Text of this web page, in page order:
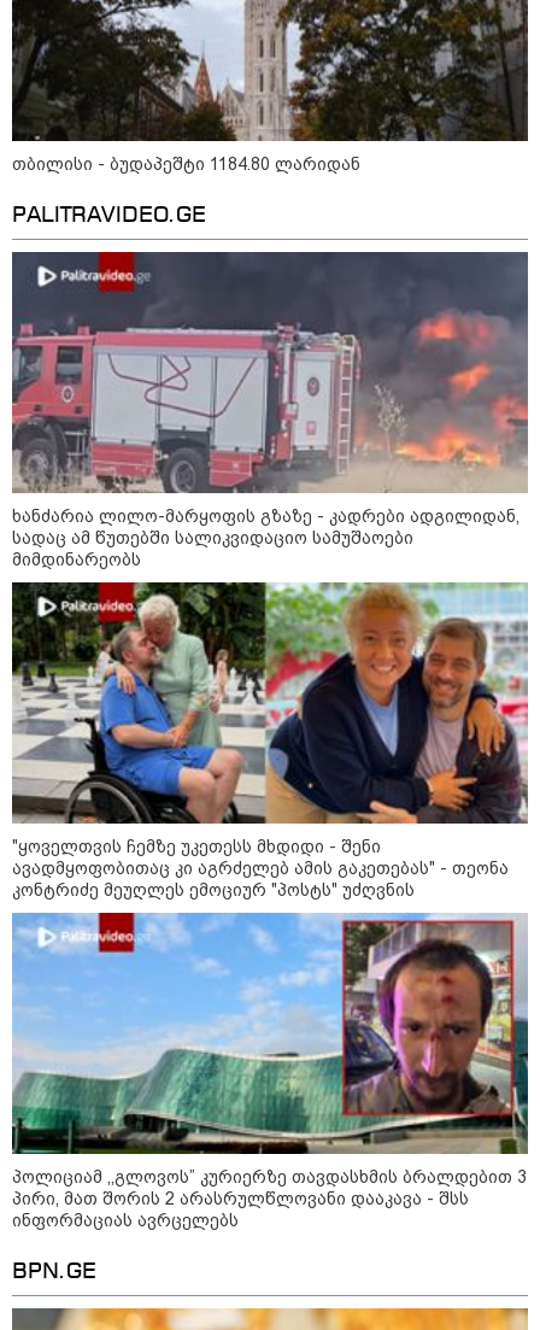
11:13 / 05-08-2026
Hisense წარმოგიდგენთ გზავნილს "ინოვაციები
უკეთესი ცხოვრებისათვის" FIFA-ს 2026 წლის
მსოფლიო ჩემპიონატზე™
15:49 / 06-08-2026
შეიძინე ალდაგის სამოგზაურო დაზღვევა და
მიიღე გაორმაგებული ინტერნეტი
საზოგადოება
11:36 / 08-08-2026
წელიწადნახევარში საქართველოში 164
ადამიანი დაიკარგა - 57 პირს ამ დრომდე
ეძებენ
თბილისი - ბუდაპეშტი 1184.80 ლარიდან
PALITRAVIDEO.GE
ხანძარია ლილო-მარყოფის გზაზე - კადრები ადგილიდან,
სადაც ამ წუთებში სალიკვიდაციო სამუშაოები
მიმდინარეობს
"ყოველთვის ჩემზე უკეთესს მხდიდი - შენი
ავადმყოფობითაც კი აგრძელებ ამის გაკეთებას" - თეონა
კონტრიძე მეუღლეს ემოციურ "პოსტს" უძღვნის
პოლიციამ ,,გლოვოს” კურიერზე თავდასხმის ბრალდებით 3
პირი, მათ შორის 2 არასრულწლოვანი დააკავა - შსს
ინფორმაციას ავრცელებს
BPN.GE